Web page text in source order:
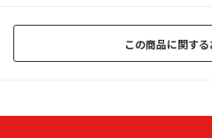
この商品に関す